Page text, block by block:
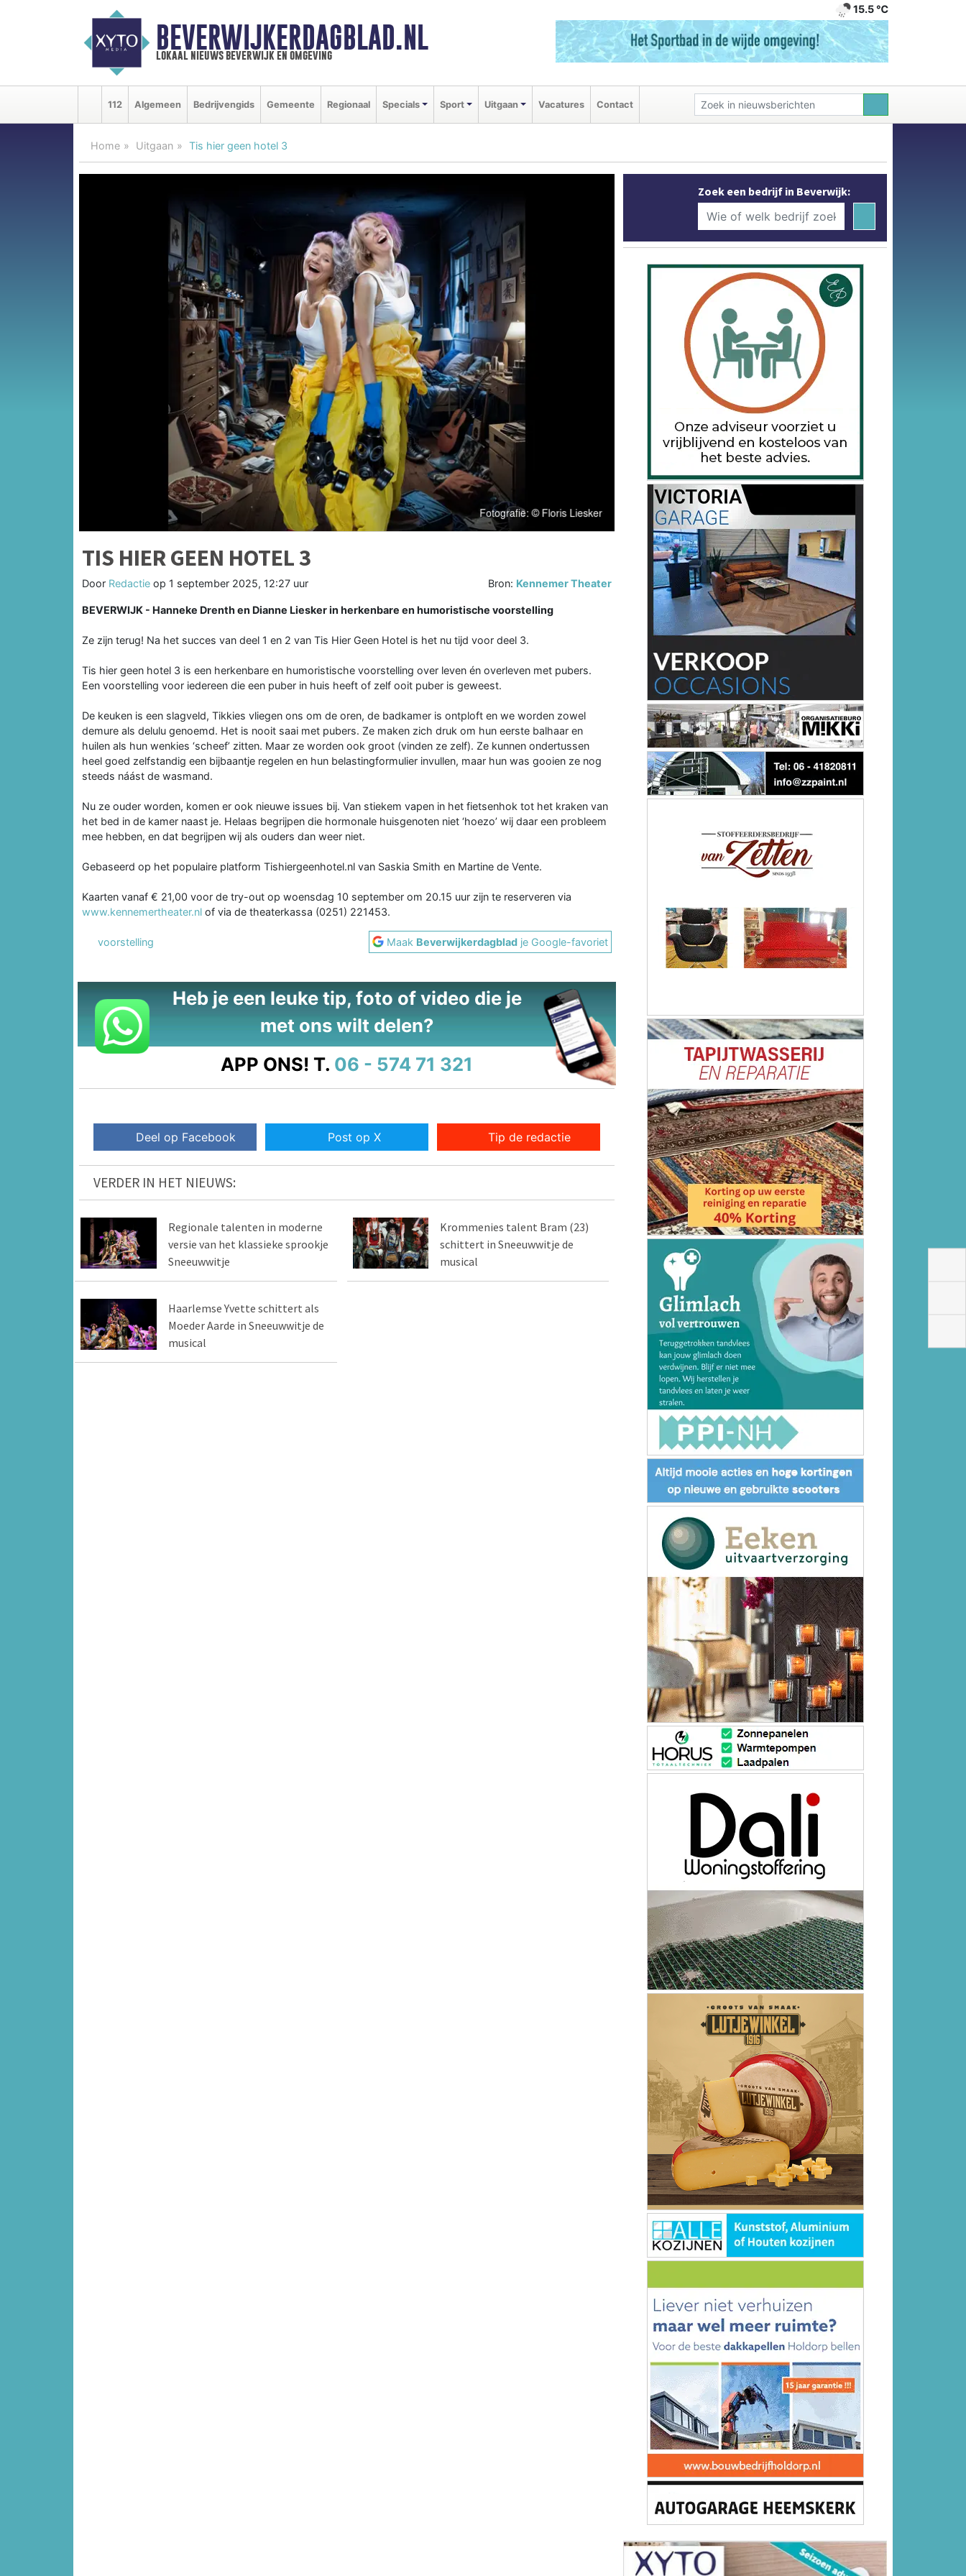
BEVERWIJKERDAGBLAD.NL
lokaal nieuws beverwijk en omgeving
15.5 ℃
112 Algemeen Bedrijvengids Gemeente Regionaal Specials Sport Uitgaan Vacatures Contact
Home Uitgaan Tis hier geen hotel 3
TIS HIER GEEN HOTEL 3
Door Redactie op 1 september 2025, 12:27 uur Bron: Kennemer Theater
BEVERWIJK - Hanneke Drenth en Dianne Liesker in herkenbare en humoristische voorstelling
Ze zijn terug! Na het succes van deel 1 en 2 van Tis Hier Geen Hotel is het nu tijd voor deel 3.
Tis hier geen hotel 3 is een herkenbare en humoristische voorstelling over leven én overleven met pubers.
Een voorstelling voor iedereen die een puber in huis heeft of zelf ooit puber is geweest.
De keuken is een slagveld, Tikkies vliegen ons om de oren, de badkamer is ontploft en we worden zowel
demure als delulu genoemd. Het is nooit saai met pubers. Ze maken zich druk om hun eerste balhaar en
huilen als hun wenkies ‘scheef’ zitten. Maar ze worden ook groot (vinden ze zelf). Ze kunnen ondertussen
heel goed zelfstandig een bijbaantje regelen en hun belastingformulier invullen, maar hun was gooien ze nog
steeds náást de wasmand.
Nu ze ouder worden, komen er ook nieuwe issues bij. Van stiekem vapen in het fietsenhok tot het kraken van
het bed in de kamer naast je. Helaas begrijpen die hormonale huisgenoten niet ‘hoezo’ wij daar een probleem
mee hebben, en dat begrijpen wij als ouders dan weer niet.
Gebaseerd op het populaire platform Tishiergeenhotel.nl van Saskia Smith en Martine de Vente.
Kaarten vanaf € 21,00 voor de try-out op woensdag 10 september om 20.15 uur zijn te reserveren via
www.kennemertheater.nl of via de theaterkassa (0251) 221453.
voorstelling Maak Beverwijkerdagblad je Google-favoriet
Heb je een leuke tip, foto of video die je
met ons wilt delen?
APP ONS! T. 06 - 574 71 321
Deel op Facebook Post op X Tip de redactie
VERDER IN HET NIEUWS:
Regionale talenten in moderne
versie van het klassieke sprookje
Sneeuwwitje
Krommenies talent Bram (23)
schittert in Sneeuwwitje de
musical
Haarlemse Yvette schittert als
Moeder Aarde in Sneeuwwitje de
musical
Zoek een bedrijf in Beverwijk: